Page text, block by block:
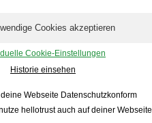
Cookie-Einstellungen
Historie einsehen
Webseite Datenschutzkonform
hellotrust auch auf deiner Webseite